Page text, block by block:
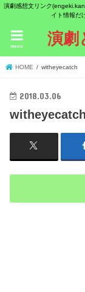
演劇感想文リンク
イト情報だ
演劇
menu
HOME witheyecatch
2018.03.06
witheyecatch